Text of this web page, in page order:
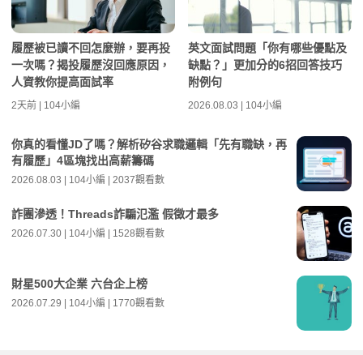
履歷被已讀不回怎麼辦，要再投
一次嗎？揭投履歷沒回應原因，
人資教你提高面試率
2天前 | 104小編
英文面試問題「你有哪些優點及
缺點？」更加分的6招回答技巧
附例句
2026.08.03 | 104小編
你真的看懂JD了嗎？解析矽谷求職邏輯「先有職缺，再
有履歷」4區塊找出高薪籌碼
2026.08.03 | 104小編 | 2037觀看數
詐團滲透！Threads詐騙氾濫 假徵才最多
2026.07.30 | 104小編 | 1528觀看數
財星500大企業 六台企上榜
2026.07.29 | 104小編 | 1770觀看數